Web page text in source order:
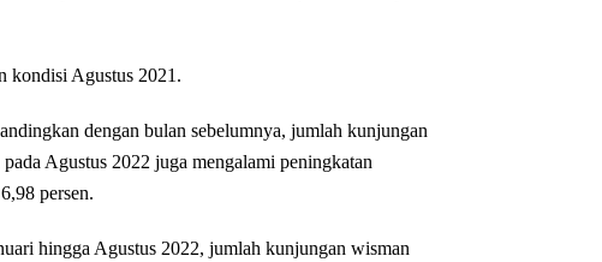
kondisi Agustus 2021.
dengan bulan sebelumnya, jumlah kunjungan
Agustus 2022 juga mengalami peningkatan
persen.
hingga Agustus 2022, jumlah kunjungan wisman